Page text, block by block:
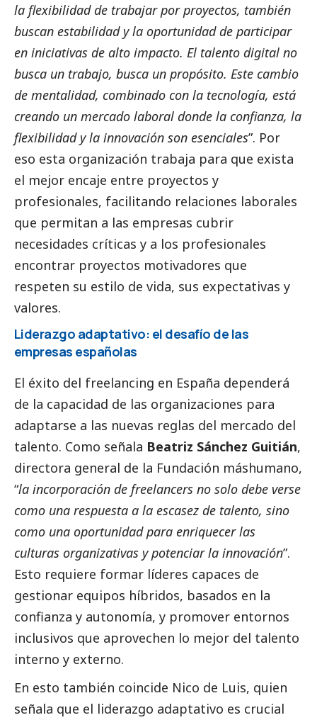
la flexibilidad de trabajar por proyectos, también
buscan estabilidad y la oportunidad de participar
en iniciativas de alto impacto. El talento digital no
busca un trabajo, busca un propósito. Este cambio
de mentalidad, combinado con la tecnología, está
creando un mercado laboral donde la confianza, la
flexibilidad y la innovación son esenciales”. Por
eso esta organización trabaja para que exista
el mejor encaje entre proyectos y
profesionales, facilitando relaciones laborales
que permitan a las empresas cubrir
necesidades críticas y a los profesionales
encontrar proyectos motivadores que
respeten su estilo de vida, sus expectativas y
valores.
Liderazgo adaptativo: el desafío de las
empresas españolas
El éxito del freelancing en España dependerá
de la capacidad de las organizaciones para
adaptarse a las nuevas reglas del mercado del
talento. Como señala Beatriz Sánchez Guitián,
directora general de la Fundación máshumano,
“la incorporación de freelancers no solo debe verse
como una respuesta a la escasez de talento, sino
como una oportunidad para enriquecer las
culturas organizativas y potenciar la innovación”.
Esto requiere formar líderes capaces de
gestionar equipos híbridos, basados en la
confianza y autonomía, y promover entornos
inclusivos que aprovechen lo mejor del talento
interno y externo.
En esto también coincide Nico de Luis, quien
señala que el liderazgo adaptativo es crucial